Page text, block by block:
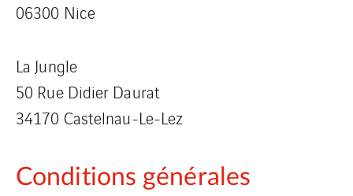
06300 Nice
La Jungle
50 Rue Didier Daurat
34170 Castelnau-Le-Lez
Conditions générales